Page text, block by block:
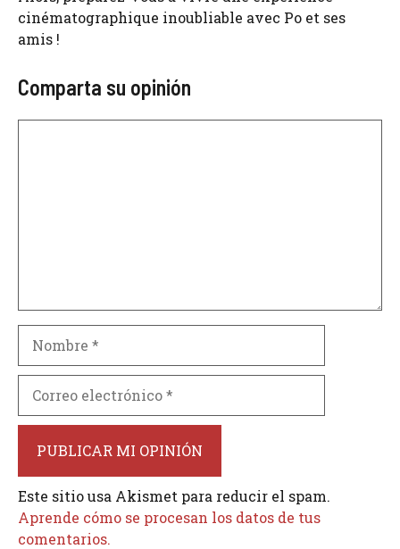
cinématographique inoubliable avec Po et ses
amis !
Comparta su opinión
electrónico
Este sitio usa Akismet para reducir el spam.
Aprende cómo se procesan los datos de tus
comentarios.